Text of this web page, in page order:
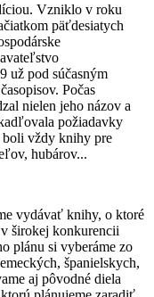
Vzniklo v roku
päťdesiatych
už pod súčasným
Počas
nielen jeho názov a
požiadavky
boli vždy knihy pre
hubárov...
vydávať knihy, o ktoré
širokej konkurencii
plánu si vyberáme zo
španielskych,
aj pôvodné diela